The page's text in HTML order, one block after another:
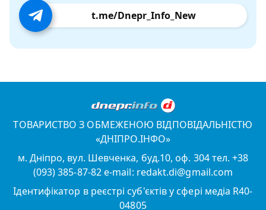
t.me/Dnepr_Info_New
ТОВАРИСТВО З ОБМЕЖЕНОЮ ВІДПОВІДАЛЬНІСТЮ
«ДНІПРО.ІНФО»
м. Дніпро, вул. Шевченка, буд.10, оф. 304 тел. +38
(093) 385-87-82 e-mail: redakt.di@gmail.com
Ідентифікатор в реєстрі суб'єктів у сфері медіа R40-
04805